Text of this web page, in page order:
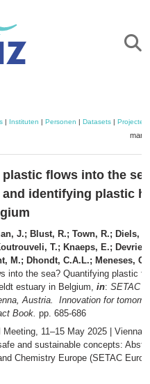
| Instituten | Personen | Datasets| Projecten
plastic flows into the
identifying plastic
J.; Blust, R.; Town, R.; Diels,
T.; Knaeps, E.;
M.; Dhondt, C.A.L.; Meneses, C.
into the sea? Quantifying plastic
estuary in Belgium, in: SETAC
Austria. Innovation for
Book. pp. 685-686
11–15 May 2025 | Vienna,
and sustainable concepts:
Chemistry Europe (SETAC